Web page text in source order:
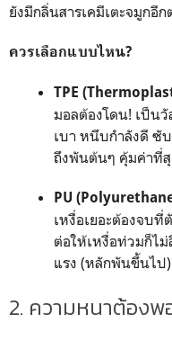
ยังมีกลิ่นสารเคมีเตะจมูกอีก
ควรเลือกแบบไหน?
TPE
มอลต้องโดน! เป็น
เบา หนึบกำลังดี ซั
ถึงพันต้นๆ คุ้มค่าที่
PU
เหงื่อเยอะต้องจบ
ต่อให้เหงื่อท่วมก็ไ
แรง (หลักพันขึ้นไป)
2. ความหนาต้องพ